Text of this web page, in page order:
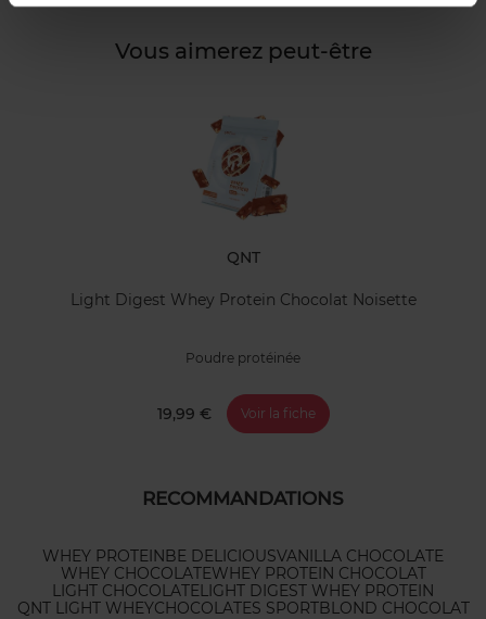
Vous aimerez peut-être
QNT
Light Digest Whey Protein Chocolat Noisette
Poudre protéinée
19,99 € Voir la fiche
RECOMMANDATIONS
WHEY PROTEINBE DELICIOUSVANILLA CHOCOLATE
WHEY CHOCOLATEWHEY PROTEIN CHOCOLAT
LIGHT CHOCOLATELIGHT DIGEST WHEY PROTEIN
QNT LIGHT WHEYCHOCOLATES SPORTBLOND CHOCOLAT